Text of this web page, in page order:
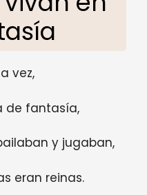
vez,
de fantasía,
y jugaban,
eran reinas.